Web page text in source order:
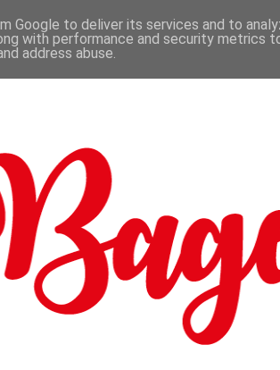
Google to deliver its services and to
with performance and security metrics
address abuse.